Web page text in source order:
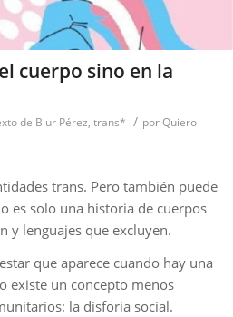
cuerpo sino en la
de Blur Pérez, trans* / porQuiero
trans. Pero también puede
es solo una historia de cuerpos
y lenguajes que excluyen.
que aparece cuando hay una
existe un concepto menos
la disforia social.